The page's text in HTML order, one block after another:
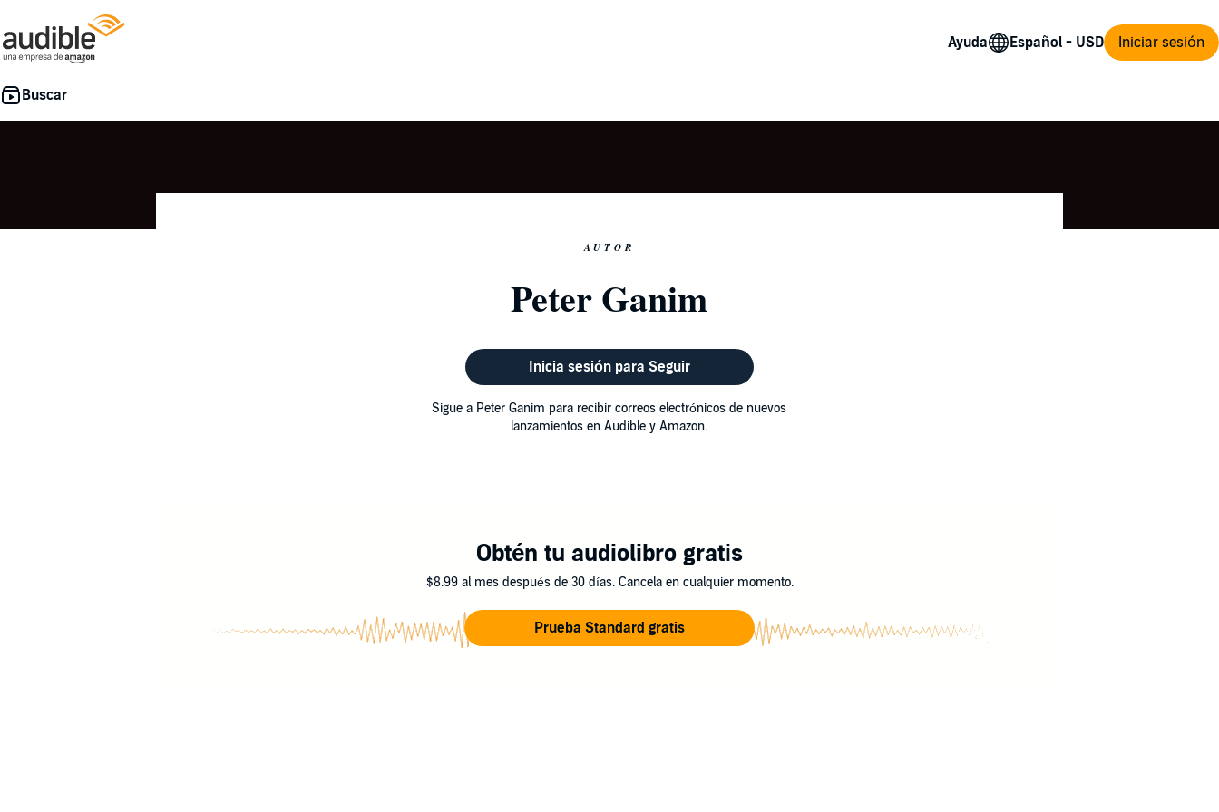
Ayuda Iniciar sesión
AUTOR
Peter Ganim
Inicia sesión para Seguir
Sigue a Peter Ganim para recibir correos electrónicos de nuevos
lanzamientos en Audible y Amazon.
Obtén tu audiolibro gratis
$8.99 al mes después de 30 días. Cancela en cualquier momento.
Prueba Standard gratis